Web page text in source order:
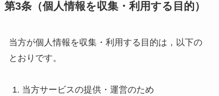
第3条（個人情報を収集・利用する目的）
当方が個人情報を収集・利用する目的は，以下の
とおりです。
当方サービスの提供・運営のため